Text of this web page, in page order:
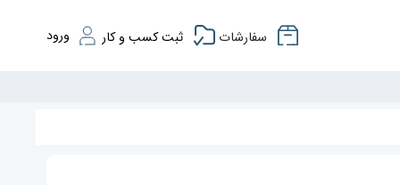
سفارشات ثبت کسب و کار ورود